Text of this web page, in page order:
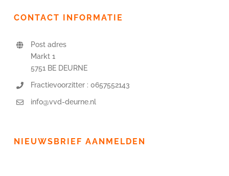
CONTACT INFORMATIE
Post adres
Markt 1
5751 BE DEURNE
Fractievoorzitter : 0657552143
info@vvd-deurne.nl
NIEUWSBRIEF AANMELDEN